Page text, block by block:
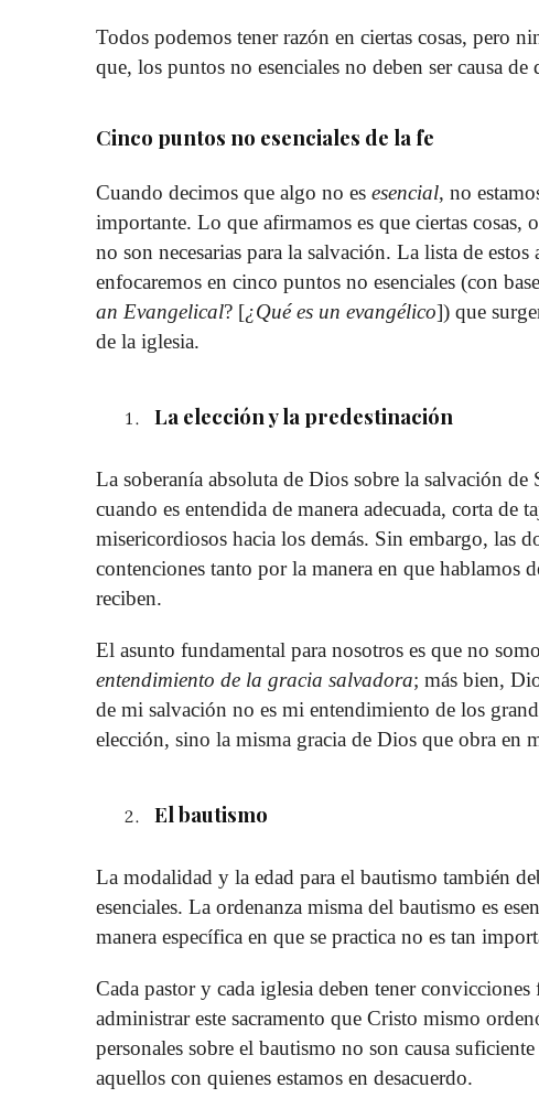
Todos podemos tener razón en ciertas cosas, pero
que, los puntos no esenciales no deben ser causa
Cinco puntos no esenciales de la fe
Cuando decimos que algo no es esencial, no
importante. Lo que afirmamos es que ciertas cosas,
no son necesarias para la salvación. La lista de
enfocaremos en cinco puntos no esenciales (con
an Evangelical? [¿Qué es un evangélico]) que
de la iglesia.
La elección y la predestinación
La soberanía absoluta de Dios sobre la salvación
cuando es entendida de manera adecuada, corta de
misericordiosos hacia los demás. Sin embargo, las
contenciones tanto por la manera en que hablamos
reciben.
El asunto fundamental para nosotros es que no
entendimiento de la gracia salvadora; más bien,
de mi salvación no es mi entendimiento de los
elección, sino la misma gracia de Dios que obra en
El bautismo
La modalidad y la edad para el bautismo también
esenciales. La ordenanza misma del bautismo es
manera específica en que se practica no es tan
Cada pastor y cada iglesia deben tener
administrar este sacramento que Cristo mismo
personales sobre el bautismo no son causa
aquellos con quienes estamos en desacuerdo.